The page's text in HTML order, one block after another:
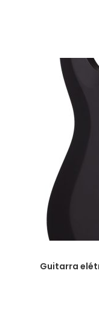
Guitarra